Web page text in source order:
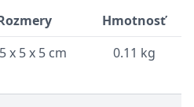
Hmotnosť
x 5 x 5 cm 0.11 kg